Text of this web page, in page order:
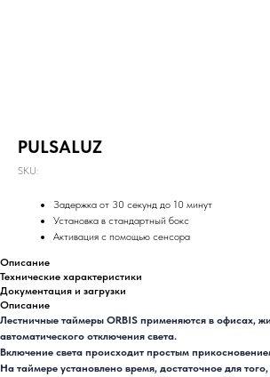
PULSALUZ
SKU:
Задержка от 30 секунд до 10 минут
Установка в стандартный бокс
Активация с помощью сенсора
Описание
Технические характеристики
Документация и загрузки
Описание
Лестничные таймеры ORBIS применяются в офисах,
автоматического отключения света.
Включение света происходит простым
На таймере установлено время, достаточное для